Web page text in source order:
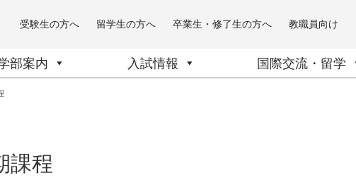
受験生の方へ 留学生の方へ 卒業生・修了生の方へ 教職員向け
部案内 入試情報 国際交流・留学
課程